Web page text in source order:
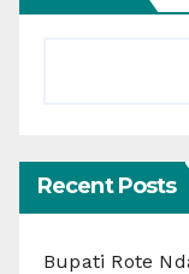
Recent Posts
Bupati Rote